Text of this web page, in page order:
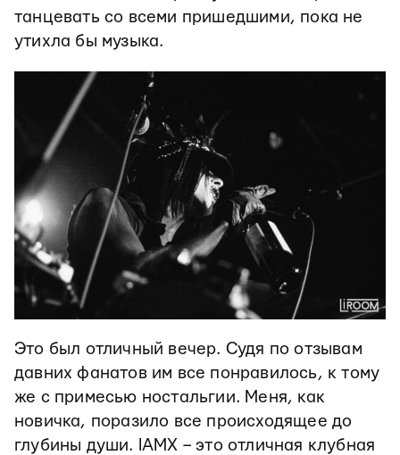
танцевать со всеми пришедшими, пока не
утихла бы музыка.
Это был отличный вечер. Судя по отзывам
давних фанатов им все понравилось, к тому
же с примесью ностальгии. Меня, как
новичка, поразило все происходящее до
глубины души. IAMX – это отличная клубная